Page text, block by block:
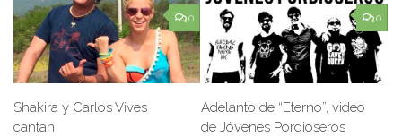
0
Shakira y Carlos Vives
cantan
0
Adelanto de “Eterno”, video
de Jóvenes Pordioseros